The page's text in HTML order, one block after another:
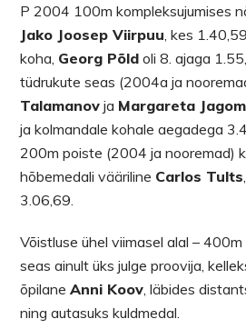
P 2004 100m kompleksujumises
Jako Joosep Viirpuu , kes
koha, Georg Põld oli 8. ajaga
tüdrukute seas (2004a ja
Talamanov ja Margareta
ja kolmandale kohale aegadega
200m poiste (2004 ja nooremad)
hõbemedali vääriline Carlos Tults
3.06,69.
Võistluse ühel viimasel alal –
seas ainult üks julge proovija,
õpilaneAnni Koov , läbides
ning autasuks kuldmedal.